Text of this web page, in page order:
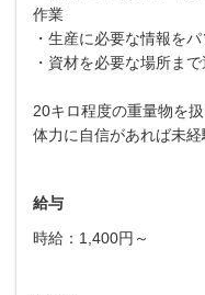
作業
・生産に必要な情報を
・資材を必要な場所ま
20キロ程度の重量物を扱
体力に自信があれば未
給与
時給：1,400円～